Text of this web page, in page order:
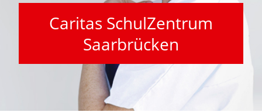
Caritas SchulZentrum
Saarbrücken